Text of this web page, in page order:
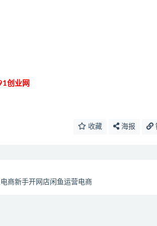
创业网
收藏 海报
商新手开网店闲鱼运营电商